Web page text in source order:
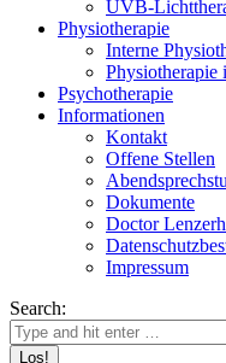
UVB-
Physiotherapie
Interne
Physiotherapie
Psychotherapie
Informationen
Kontakt
Offene Stellen
Dokumente
Doctor
Impressum
Search: